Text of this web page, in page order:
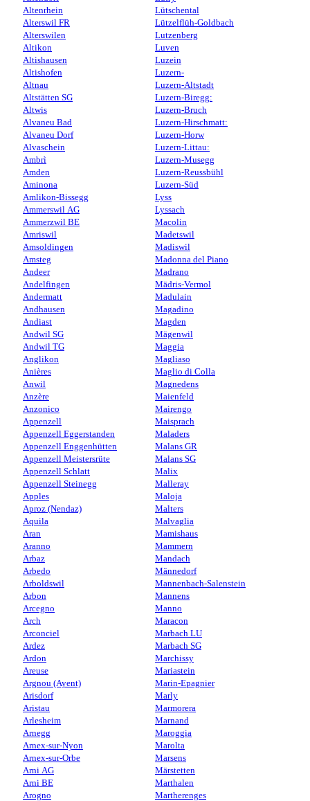
Altenrhein
Alterswil FR
Alterswilen
Altikon
Altishausen
Altishofen
Altnau
Altstätten SG
Altwis
Alvaneu Bad
Alvaneu Dorf
Alvaschein
Ambrì
Amden
Aminona
Amlikon-Bissegg
Ammerswil AG
Ammerzwil BE
Amriswil
Amsoldingen
Amsteg
Andeer
Andelfingen
Andermatt
Andhausen
Andiast
Andwil SG
Andwil TG
Anglikon
Anières
Anwil
Anzère
Anzonico
Appenzell
Appenzell Eggerstanden
Appenzell Enggenhütten
Appenzell Meistersrüte
Appenzell Schlatt
Appenzell Steinegg
Apples
Aproz (Nendaz)
Aquila
Aran
Aranno
Arbaz
Arbedo
Arboldswil
Arbon
Arcegno
Arch
Arconciel
Ardez
Ardon
Areuse
Argnou (Ayent)
Arisdorf
Aristau
Arlesheim
Arnegg
Arnex-sur-Nyon
Arnex-sur-Orbe
Arni AG
Arni BE
Arogno
Lütschental
Lützelflüh-Goldbach
Lutzenberg
Luven
Luzein
Luzern-
Luzern-Altstadt
Luzern-Biregg:
Luzern-Bruch
Luzern-Hirschmatt:
Luzern-Horw
Luzern-Littau:
Luzern-Musegg
Luzern-Reussbühl
Luzern-Süd
Lyss
Lyssach
Macolin
Madetswil
Madiswil
Madonna del Piano
Madrano
Mädris-Vermol
Madulain
Magadino
Magden
Mägenwil
Maggia
Magliaso
Maglio di Colla
Magnedens
Maienfeld
Mairengo
Maisprach
Maladers
Malans GR
Malans SG
Malix
Malleray
Maloja
Malters
Malvaglia
Mamishaus
Mammern
Mandach
Männedorf
Mannenbach-Salenstein
Mannens
Manno
Maracon
Marbach LU
Marbach SG
Marchissy
Mariastein
Marin-Epagnier
Marly
Marmorera
Marnand
Maroggia
Marolta
Marsens
Märstetten
Marthalen
Martherenges